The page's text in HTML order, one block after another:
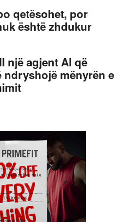
qetësohet, por
është zhdukur
një agjent AI që
ndryshojë mënyrën e